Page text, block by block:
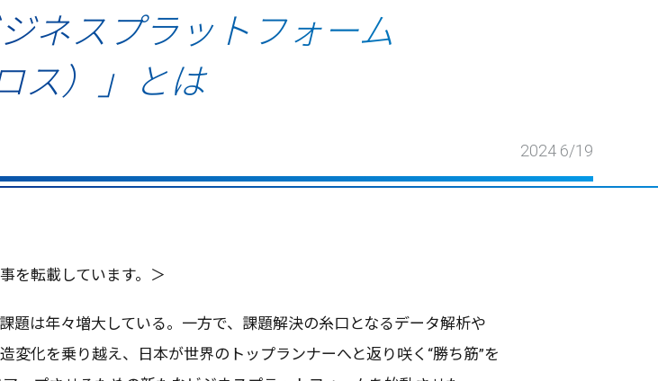
ネスプラットフォーム
ス）」とは
2024 6/19
を転載しています。＞
題は年々増大 している。 一方で、 課題解決の糸口 となるデータ解析や
変化を乗り越え、 日本が世界の トップランナーへと返り咲く“勝ち筋”を